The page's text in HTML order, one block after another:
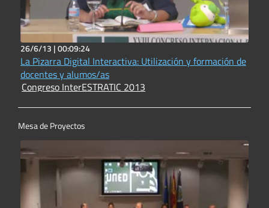
26/6/13 |00:09:24
La Pizarra Digital Interactiva: Utilización y formación de
docentes y alumos/as
Congreso InterESTRATIC 2013
Mesa de Proyectos